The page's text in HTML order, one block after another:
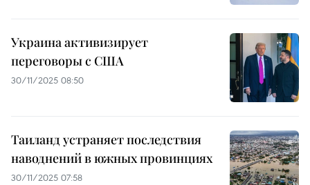
Украина активизирует
переговоры с США
30/11/2025 08:50
Таиланд устраняет последствия
наводнений в южных провинциях
30/11/2025 07:58